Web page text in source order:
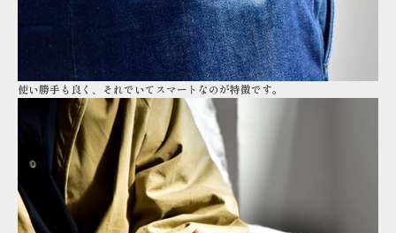
使い勝手も良く、それでいてスマートなのが特徴です。